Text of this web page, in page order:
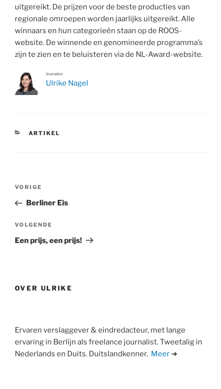
uitgereikt. De prijzen voor de beste producties van
regionale omroepen worden jaarlijks uitgereikt. Alle
winnaars en hun categorieën staan op de ROOS-
website. De winnende en genomineerde programma’s
zijn te zien en te beluisteren via de NL-Award-website.
Journalist
Ulrike Nagel
CATEGORIEËN
ARTIKEL
Bericht
Vorig
bericht
VORIGE
Berliner Eis
Volgend
bericht
VOLGENDE
Een prijs, een prijs!
OVER ULRIKE
Ervaren verslaggever & eindredacteur, met lange
ervaring in Berlijn als freelance journalist. Tweetalig in
Nederlands en Duits. Duitslandkenner. Meer ➜